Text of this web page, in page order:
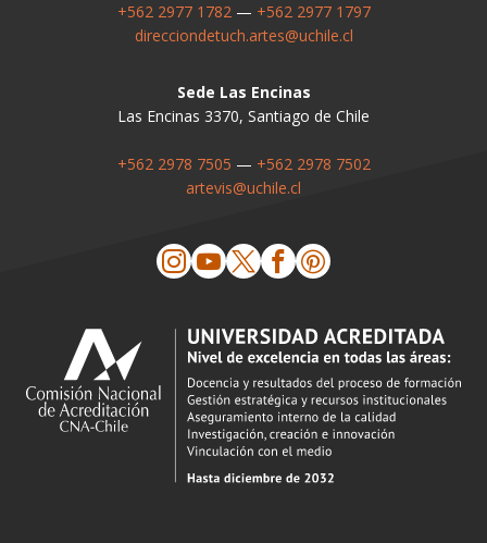
+562 2977 1782— +562 2977 1797
direcciondetuch.artes@uchile.cl
Sede Las Encinas
Las Encinas 3370, Santiago de Chile
+562 2978 7505 — +562 2978 7502
artevis@uchile.cl